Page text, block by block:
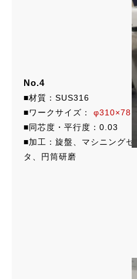
No.4
■材質：SUS316
■ワークサイズ： φ310×78
■同芯度・平行度：0.03
■加工：旋盤、マシニング
タ、円筒研磨